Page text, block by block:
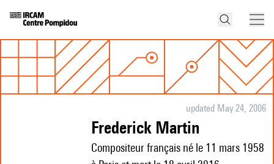
updated May 24, 2006
Frederick Martin
Compositeur français né le 11 mars 1958